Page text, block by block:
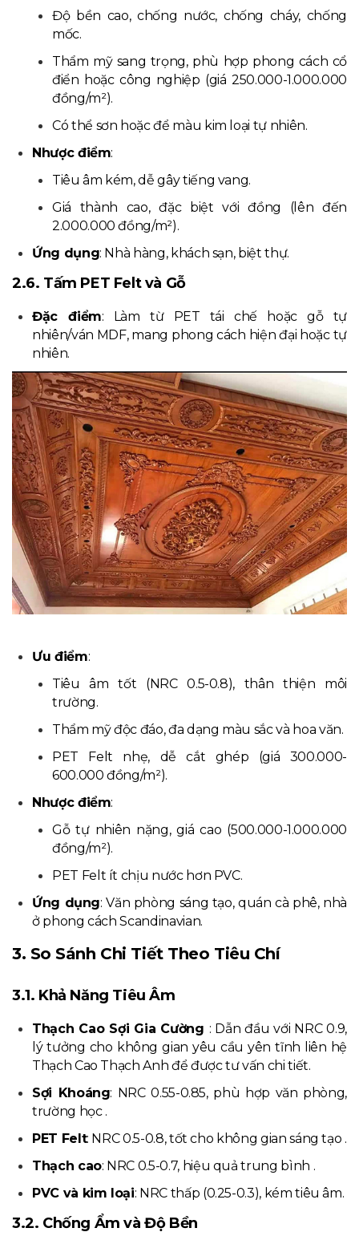
Độ bền cao, chống nước, chống cháy, chống
mốc.
Thẩm mỹ sang trọng, phù hợp phong cách cổ
điển hoặc công nghiệp (giá 250.000-1.000.000
đồng/m²).
Có thể sơn hoặc để màu kim loại tự nhiên.
Nhược điểm:
Tiêu âm kém, dễ gây tiếng vang.
Giá thành cao, đặc biệt với đồng (lên đến
2.000.000 đồng/m²).
Ứng dụng: Nhà hàng, khách sạn, biệt thự.
2.6. Tấm PET Felt và Gỗ
Đặc điểm: Làm từ PET tái chế hoặc gỗ tự
nhiên/ván MDF, mang phong cách hiện đại hoặc tự
nhiên.
Ưu điểm:
Tiêu âm tốt (NRC 0.5-0.8), thân thiện môi
trường.
Thẩm mỹ độc đáo, đa dạng màu sắc và hoa văn.
PET Felt nhẹ, dễ cắt ghép (giá 300.000-
600.000 đồng/m²).
Nhược điểm:
Gỗ tự nhiên nặng, giá cao (500.000-1.000.000
đồng/m²).
PET Felt ít chịu nước hơn PVC.
Ứng dụng: Văn phòng sáng tạo, quán cà phê, nhà
ở phong cách Scandinavian.
3. So Sánh Chi Tiết Theo Tiêu Chí
3.1. Khả Năng Tiêu Âm
Thạch Cao Sợi Gia Cường : Dẫn đầu với NRC 0.9,
lý tưởng cho không gian yêu cầu yên tĩnh liên hệ
Thạch Cao Thạch Anh để được tư vấn chi tiết.
Sợi Khoáng: NRC 0.55-0.85, phù hợp văn phòng,
trường học .
PET Felt: NRC 0.5-0.8, tốt cho không gian sáng tạo .
Thạch cao: NRC 0.5-0.7, hiệu quả trung bình .
PVC và kim loại: NRC thấp (0.25-0.3), kém tiêu âm.
3.2. Chống Ẩm và Độ Bền